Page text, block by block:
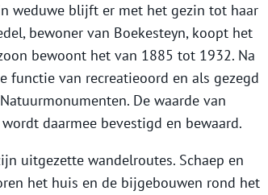
weduwe blijft er met het gezin tot haar
bewoner van Boekesteyn, koopt het
bewoont het van 1885 tot 1932. Na
functie van recreatieoord en als gezegd
De waarde van
daarmee bevestigd en bewaard.
uitgezette wandelroutes. Schaep en
het huis en de bijgebouwen rond het